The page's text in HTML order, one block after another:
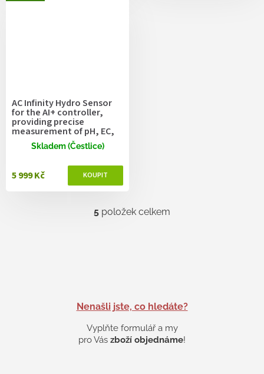
AC Infinity Hydro Sensor
for the AI+ controller,
providing precise
measurement of pH, EC,
TDS, and water
temperature data, and
programming
Skladem (Čestlice)
5 999 Kč
O
p
v
k
5 položek celkem
Nenašli jste, co hledáte?
Vyplňte formulář a my
pro Vás zboží objednáme!